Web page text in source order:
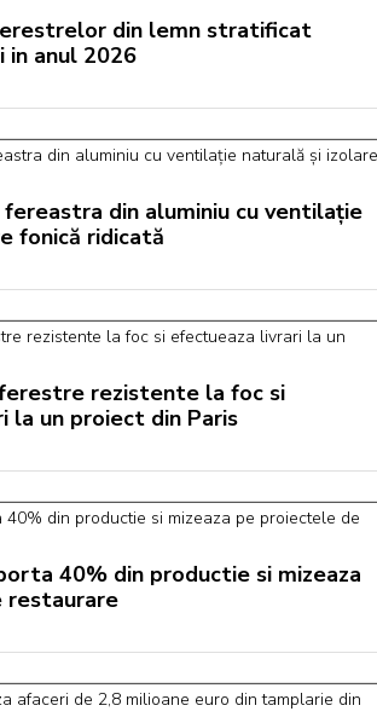
din lemn stratificat
in anul 2026
fereastra din aluminiu cu ventilație
fonică ridicată
rezistente la foc si
la un proiect din Paris
40% din productie si mizeaza
restaurare